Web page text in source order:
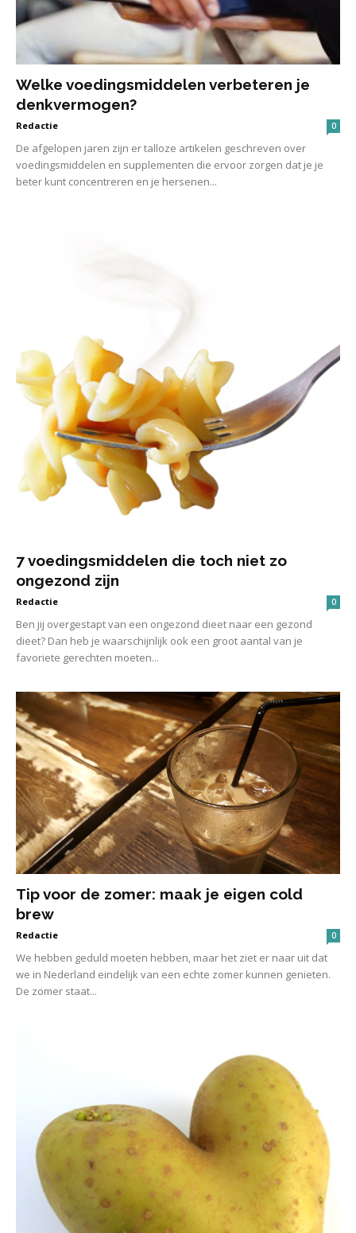
Welke voedingsmiddelen verbeteren je
denkvermogen?
Redactie 0
De afgelopen jaren zijn er talloze artikelen geschreven over
voedingsmiddelen en supplementen die ervoor zorgen dat je je
beter kunt concentreren en je hersenen...
7 voedingsmiddelen die toch niet zo
ongezond zijn
Redactie 0
Ben jij overgestapt van een ongezond dieet naar een gezond
dieet? Dan heb je waarschijnlijk ook een groot aantal van je
favoriete gerechten moeten...
Tip voor de zomer: maak je eigen cold
brew
Redactie 0
We hebben geduld moeten hebben, maar het ziet er naar uit dat
we in Nederland eindelijk van een echte zomer kunnen genieten.
De zomer staat...